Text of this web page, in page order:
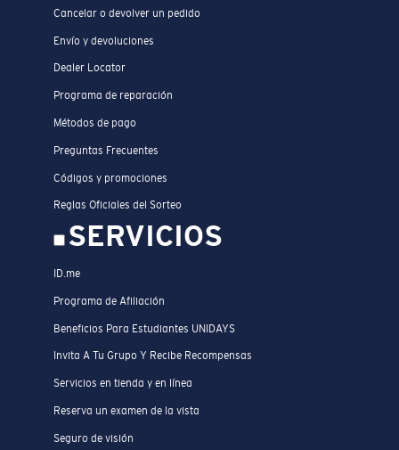
Cancelar o devolver un pedido
Envío y devoluciones
Dealer Locator
Programa de reparación
Métodos de pago
Preguntas Frecuentes
Códigos y promociones
Reglas Oficiales del Sorteo
SERVICIOS
ID.me
Programa de Afiliación
Beneficios Para Estudiantes UNIDAYS
Invita A Tu Grupo Y Recibe Recompensas
Servicios en tienda y en línea
Reserva un examen de la vista
Seguro de visión